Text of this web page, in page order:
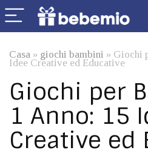
Casa » giochi bambini » Giochi
Idee Creative ed Educative
Giochi per
1 Anno: 15
Creative ed